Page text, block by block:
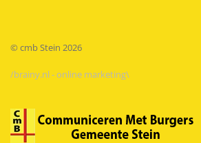
© cmb Stein 2026
/brainy.nl - online marketing\